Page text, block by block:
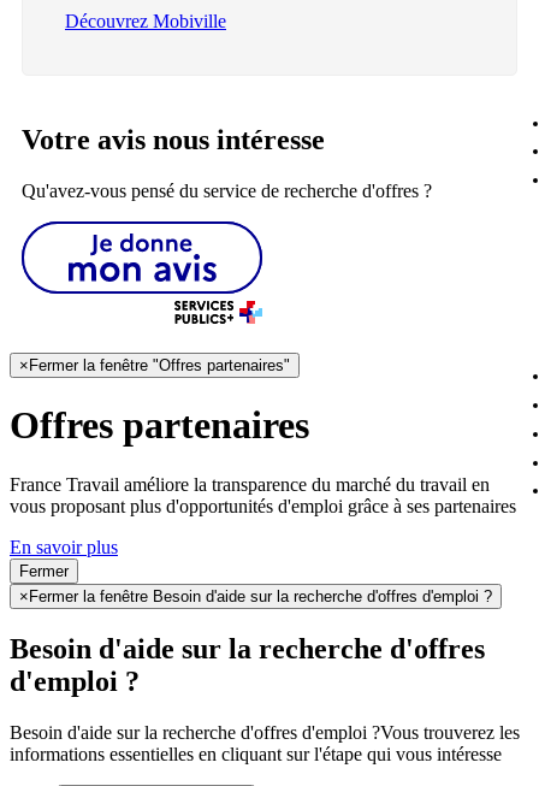
Découvrez Mobiville
Votre avis nous intéresse
Qu'avez-vous pensé du service de recherche d'offres ?
× Fermer la fenêtre "Offres partenaires"
Offres partenaires
France Travail améliore la transparence du marché du travail en
vous proposant plus d'opportunités d'emploi grâce à ses partenaires
En savoir plus
Fermer
× Fermer la fenêtre Besoin d'aide sur la recherche d'offres d'emploi ?
Besoin d'aide sur la recherche d'offres
d'emploi ?
Besoin d'aide sur la recherche d'offres d'emploi ?Vous trouverez les
informations essentielles en cliquant sur l'étape qui vous intéresse